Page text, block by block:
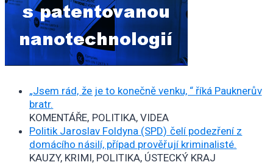
„Jsem rád, že je to konečně venku, “ říká Pauknerův
bratr.
KOMENTÁŘE, POLITIKA, VIDEA
Politik Jaroslav Foldyna (SPD) čelí podezření z
domácího násilí, případ prověřují kriminalisté.
KAUZY, KRIMI, POLITIKA, ÚSTECKÝ KRAJ